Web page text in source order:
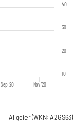
Sep '20 Nov '20
10
20
30
40
Allgeier(WKN: A2GS63)